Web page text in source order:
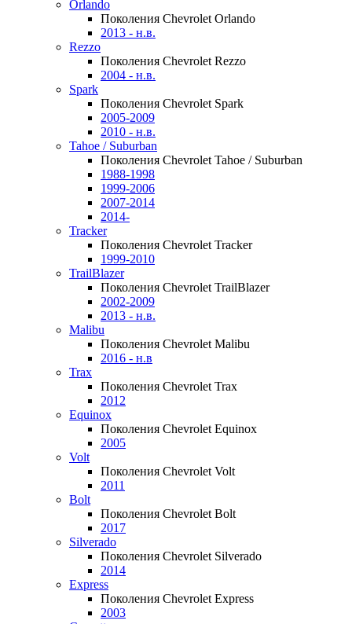
Orlando
Поколения Chevrolet Orlando
2013 - н.в.
Rezzo
Поколения Chevrolet Rezzo
2004 - н.в.
Spark
Поколения Chevrolet Spark
2005-2009
2010 - н.в.
Tahoe / Suburban
Поколения Chevrolet Tahoe / Suburban
1988-1998
1999-2006
2007-2014
2014-
Tracker
Поколения Chevrolet Tracker
1999-2010
TrailBlazer
Поколения Chevrolet TrailBlazer
2002-2009
2013 - н.в.
Malibu
Поколения Chevrolet Malibu
2016 - н.в
Trax
Поколения Chevrolet Trax
2012
Equinox
Поколения Chevrolet Equinox
2005
Volt
Поколения Chevrolet Volt
2011
Bolt
Поколения Chevrolet Bolt
2017
Silverado
Поколения Chevrolet Silverado
2014
Express
Поколения Chevrolet Express
2003